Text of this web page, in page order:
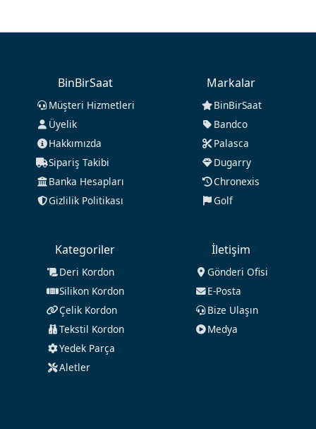
BinBirSaat
Müşteri Hizmetleri
Üyelik
Hakkımızda
Sipariş Takibi
Banka Hesapları
Gizlilik Politikası
Markalar
BinBirSaat
Bandco
Palasca
Dugarry
Chronexis
Golf
Kategoriler
Deri Kordon
Silikon Kordon
Çelik Kordon
Tekstil Kordon
Yedek Parça
Aletler
İletişim
Gönderi Ofisi
E-Posta
Bize Ulaşın
Medya